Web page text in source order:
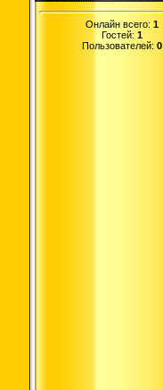
Онлайн всего: 1
Гостей: 1
Пользователей: 0